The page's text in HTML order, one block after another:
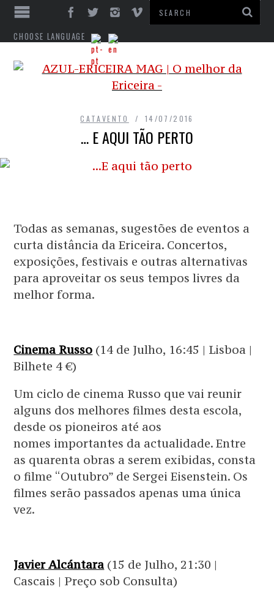
CHOOSE LANGUAGE
CATAVENTO 14/07/2016
… E AQUI TÃO PERTO
Todas as semanas, sugestões de eventos a
curta distância da Ericeira. Concertos,
exposições, festivais e outras alternativas
para aproveitar os seus tempos livres da
melhor forma.
Cinema Russo (14 de Julho, 16:45 | Lisboa |
Bilhete 4 €)
Um ciclo de cinema Russo que vai reunir
alguns dos melhores filmes desta escola,
desde os pioneiros até aos
nomes importantes da actualidade. Entre
as quarenta obras a serem exibidas, consta
o filme “Outubro” de Sergei Eisenstein. Os
filmes serão passados apenas uma única
vez.
Javier Alcántara (15 de Julho, 21:30 |
Cascais | Preço sob Consulta)